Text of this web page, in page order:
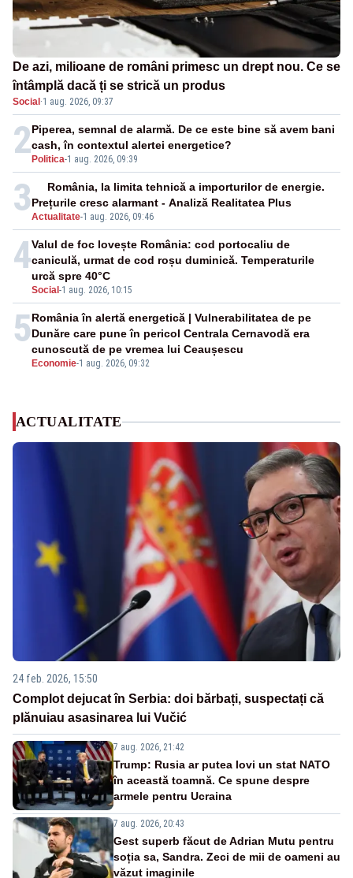
De azi, milioane de români primesc un drept nou. Ce se
întâmplă dacă ți se strică un produs
Social ·1 aug. 2026, 09:37
2 Politica-1 aug. 2026, 09:39
Piperea, semnal de alarmă. De ce este bine să avem bani
cash, în contextul alertei energetice?
3Actualitate-1 aug. 2026, 09:46
România, la limita tehnică a importurilor de energie.
Prețurile cresc alarmant - Analiză Realitatea Plus
4
Social -1 aug. 2026, 10:15
Valul de foc lovește România: cod portocaliu de
caniculă, urmat de cod roșu duminică. Temperaturile
urcă spre 40°C
5
Economie-1 aug. 2026, 09:32
România în alertă energetică | Vulnerabilitatea de pe
Dunăre care pune în pericol Centrala Cernavodă era
cunoscută de pe vremea lui Ceaușescu
ACTUALITATE
24 feb. 2026, 15:50
Complot dejucat în Serbia: doi bărbați, suspectați că
plănuiau asasinarea lui Vučić
7 aug. 2026, 21:42
Trump: Rusia ar putea lovi un stat NATO
în această toamnă. Ce spune despre
armele pentru Ucraina
7 aug. 2026, 20:43
Gest superb făcut de Adrian Mutu pentru
soția sa, Sandra. Zeci de mii de oameni au
văzut imaginile